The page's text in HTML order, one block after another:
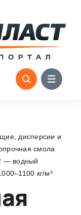
дисперсии и
смола
— водный
кг/м³